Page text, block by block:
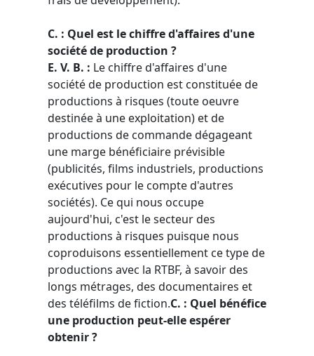
C. : Quel est le chiffre d'affaires d'une
société de production ?
E. V. B. : Le chiffre d'affaires d'une
société de production est constituée de
productions à risques (toute oeuvre
destinée à une exploitation) et de
productions de commande dégageant
une marge bénéficiaire prévisible
(publicités, films industriels, productions
exécutives pour le compte d'autres
sociétés). Ce qui nous occupe
aujourd'hui, c'est le secteur des
productions à risques puisque nous
coproduisons essentiellement ce type de
productions avec la RTBF, à savoir des
longs métrages, des documentaires et
des téléfilms de fiction.C. : Quel bénéfice
une production peut-elle espérer
obtenir ?